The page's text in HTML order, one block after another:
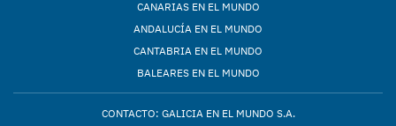
CANARIAS EN EL MUNDO
ANDALUCÍA EN EL MUNDO
CANTABRIA EN EL MUNDO
BALEARES EN EL MUNDO
CONTACTO: GALICIA EN EL MUNDO S.A.